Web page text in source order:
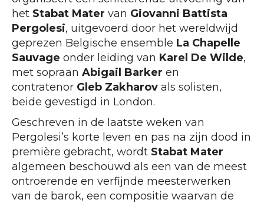
het Stabat Mater van Giovanni Battista
Pergolesi, uitgevoerd door het wereldwijd
geprezen Belgische ensemble La Chapelle
Sauvage onder leiding van Karel De Wilde,
met sopraan Abigail Barker en
contratenor Gleb Zakharov als solisten,
beide gevestigd in London.
Geschreven in de laatste weken van
Pergolesi’s korte leven en pas na zijn dood in
première gebracht, wordt Stabat Mater
algemeen beschouwd als een van de meest
ontroerende en verfijnde meesterwerken
van de barok, een compositie waarvan de